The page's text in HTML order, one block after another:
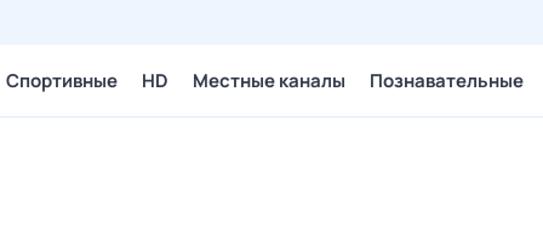
Спортивные HD Местные каналы Познавательные